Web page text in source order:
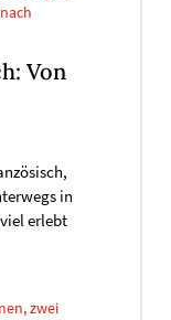
Von
in
erlebt
zwei